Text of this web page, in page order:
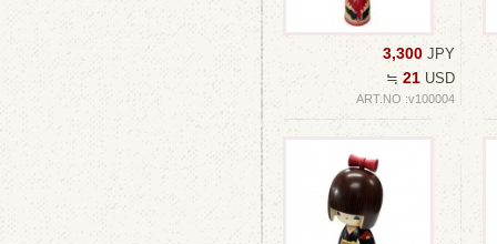
3,300 JPY
≒ 21 USD
ART.NO :v100004